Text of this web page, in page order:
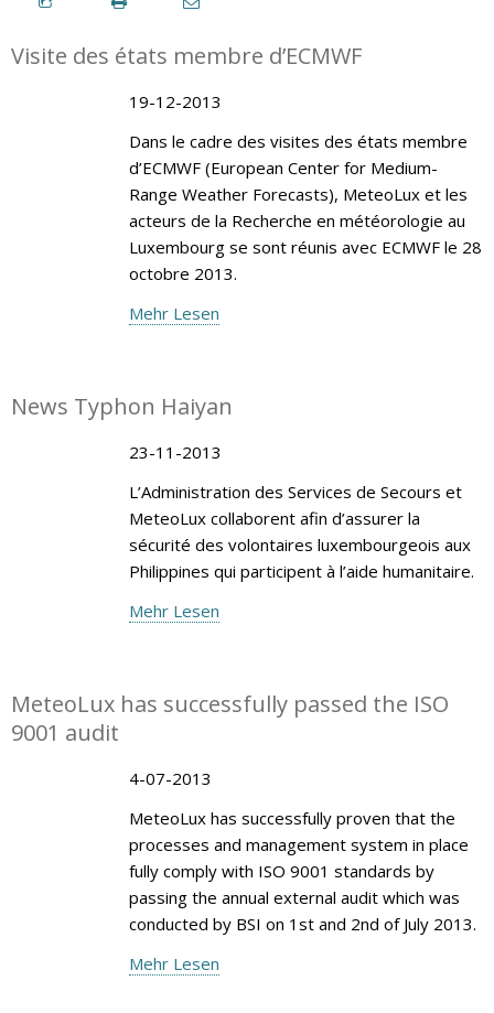
Visite des états membre d’ECMWF
19-12-2013
Dans le cadre des visites des états membre
d’ECMWF (European Center for Medium-
Range Weather Forecasts), MeteoLux et les
acteurs de la Recherche en météorologie au
Luxembourg se sont réunis avec ECMWF le 28
octobre 2013.
Mehr Lesen
News Typhon Haiyan
23-11-2013
L’Administration des Services de Secours et
MeteoLux collaborent afin d’assurer la
sécurité des volontaires luxembourgeois aux
Philippines qui participent à l’aide humanitaire.
Mehr Lesen
MeteoLux has successfully passed the ISO
9001 audit
4-07-2013
MeteoLux has successfully proven that the
processes and management system in place
fully comply with ISO 9001 standards by
passing the annual external audit which was
conducted by BSI on 1st and 2nd of July 2013.
Mehr Lesen